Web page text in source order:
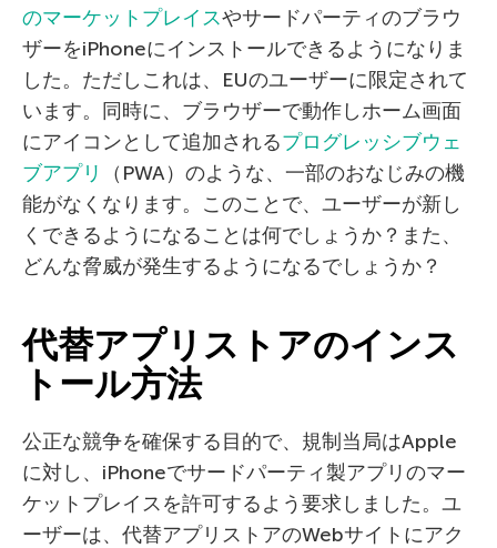
のマーケットプレイスやサードパーティのブラウ
ザーをiPhoneにインストールできるようになりま
した。ただしこれは、EUのユーザーに限定されて
います。同時に、ブラウザーで動作しホーム画面
にアイコンとして追加されるプログレッシブウェ
ブアプリ
（PWA）のような、一部のおなじみの機
能がなくなります。このことで、ユーザーが新し
くできるようになることは何でしょうか？また、
どんな脅威が発生するようになるでしょうか？
代替アプリストアのインス
トール方法
公正な競争を確保する目的で、規制当局はApple
に対し、iPhoneでサードパーティ製アプリのマー
ケットプレイスを許可するよう要求しました。ユ
ーザーは、代替アプリストアのWebサイトにアク